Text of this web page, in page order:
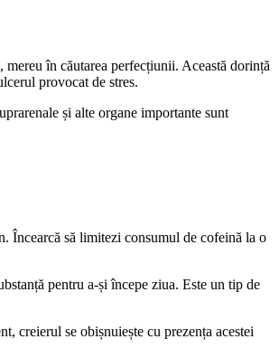
în căutarea perfecțiunii. Această dorință
provocat de stres.
și alte organe importante sunt
Încearcă să limitezi consumul de cofeină la o
pentru a-și începe ziua. Este un tip de
creierul se obișnuiește cu prezența acestei